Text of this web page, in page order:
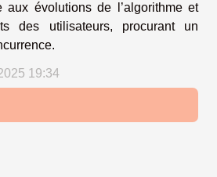
aux évolutions de l’algorithme et
des utilisateurs, procurant un
19:34